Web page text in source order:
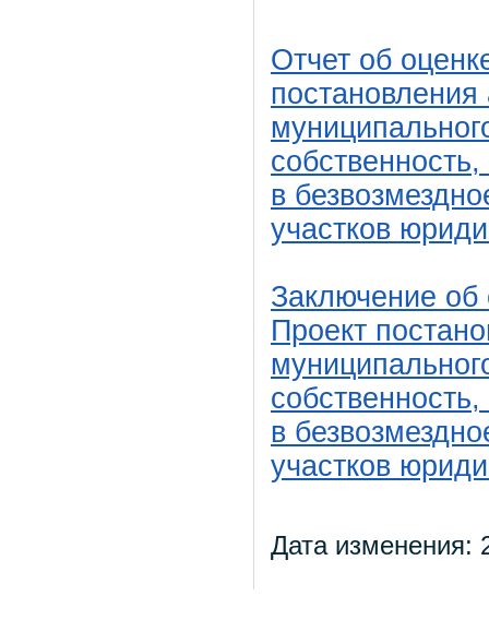
Отчет об
в
участков
Заключение об
Проект
в
участков
Дата изменения: